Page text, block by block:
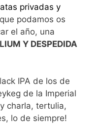
privadas y
podamos os
el año, una
Y DESPEDIDA
IPA de los de
de la Imperial
charla, tertulia,
lo de siempre!